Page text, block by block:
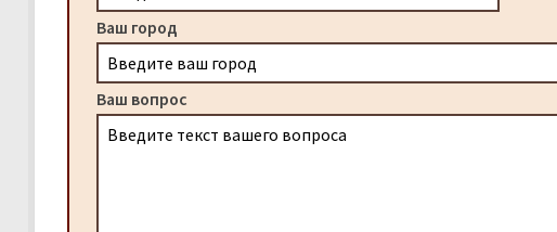
Ваш город
Ваш вопрос